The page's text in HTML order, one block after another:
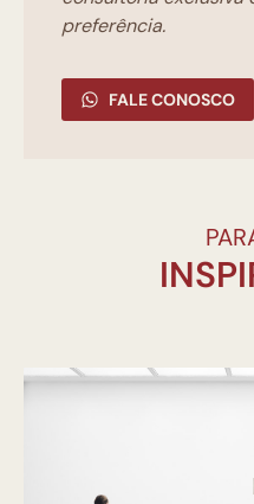
preferência.
FALE CONOSCO